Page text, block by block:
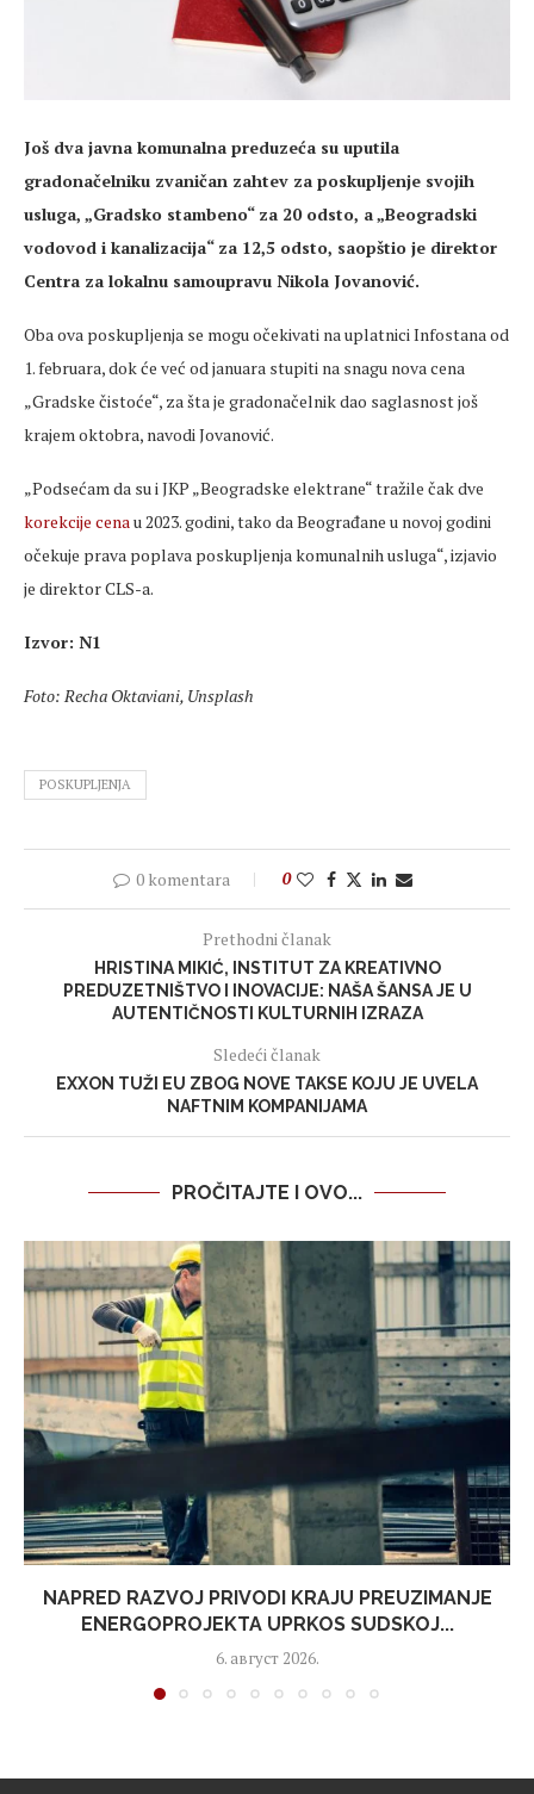
Još dva javna komunalna preduzeća su uputila
gradonačelniku zvaničan zahtev za poskupljenje svojih
usluga, „Gradsko stambeno“ za 20 odsto, a „Beogradski
vodovod i kanalizacija“ za 12,5 odsto, saopštio je direktor
Centra za lokalnu samoupravu Nikola Jovanović.
Oba ova poskupljenja se mogu očekivati na uplatnici Infostana od
1. februara, dok će već od januara stupiti na snagu nova cena
„Gradske čistoće“, za šta je gradonačelnik dao saglasnost još
krajem oktobra, navodi Jovanović.
„Podsećam da su i JKP „Beogradske elektrane“ tražile čak dve
korekcije cenau 2023. godini, tako da Beograđane u novoj godini
očekuje prava poplava poskupljenja komunalnih usluga“, izjavio
je direktor CLS-a.
Izvor: N1
Foto: Recha Oktaviani, Unsplash
POSKUPLJENJA
0 komentara 0
Prethodni članak
HRISTINA MIKIĆ, INSTITUT ZA KREATIVNO
PREDUZETNIŠTVO I INOVACIJE: NAŠA ŠANSA JE U
AUTENTIČNOSTI KULTURNIH IZRAZA
Sledeći članak
EXXON TUŽI EU ZBOG NOVE TAKSE KOJU JE UVELA
NAFTNIM KOMPANIJAMA
PROČITAJTE I OVO...
NAPRED RAZVOJ PRIVODI KRAJU PREUZIMANJE
ENERGOPROJEKTA UPRKOS SUDSKOJ...
6. август 2026.